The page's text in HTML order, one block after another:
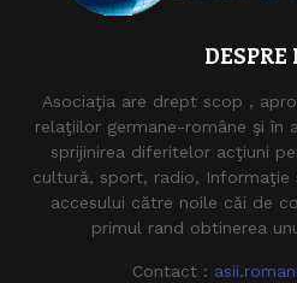
Asociaţia are drept scop ,
relaţiilor germane-române şi în
sprijinirea diferitelor acţiuni
cultură, sport, radio, Informaţie
accesului către noile căi de
primul rand obtinerea
Contact :